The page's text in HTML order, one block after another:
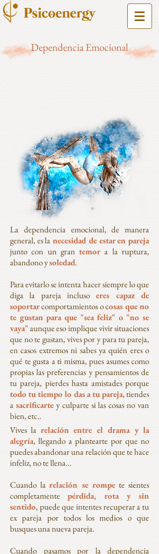
Dependencia Emocional
La dependencia emocional, de manera
general, es la necesidad de estar en pareja
junto con un grantemor a la ruptura,
abandono ysoledad.
Para evitarlo se intenta hacer siempre lo que
diga la pareja inclusoeres capaz de
soportarcomportamientos o cosas que no
te gustan para que "sea feliz" o "no se
vaya"aunque eso implique vivir situaciones
que no te gustan, vives por y para tu pareja,
en casos extremos ni sabes ya quién eres o
qué te gusta a ti misma, pues asumes como
propias las preferencias y pensamientos de
tu pareja, pierdes hasta amistades porque
todo tu tiempo lo das a tu pareja, tiendes
a sacrificartey culparte si las cosas no van
bien, etc..
Vives la relación entre el drama y la
alegría, llegando a plantearte por que no
puedes abandonar una relación que te hace
infeliz, no te llena...
Cuando larelación se rompete sientes
completamentepérdida, rota y sin
sentido, puede que intentes recuperar a tu
ex pareja por todos los medios o que
busques una nueva pareja.
Cuando pasamos por la dependencia